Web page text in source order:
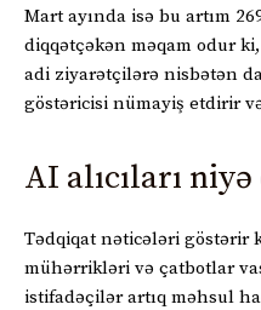
Mart ayında isə bu artım
diqqətçəkən məqam odur
adi ziyarətçilərə nisbətən
göstəricisi nümayiş etdirir
AI alıcıları
Tədqiqat nəticələri göstərir
mühərrikləri və çatbotlar
istifadəçilər artıq məhsul